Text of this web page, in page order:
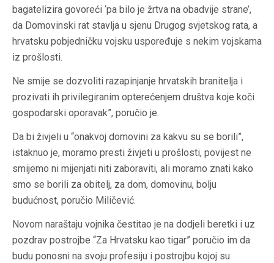
bagatelizira govoreći ‘pa bilo je žrtva na obadvije strane’,
da Domovinski rat stavlja u sjenu Drugog svjetskog rata, a
hrvatsku pobjedničku vojsku uspoređuje s nekim vojskama
iz prošlosti.
Ne smije se dozvoliti razapinjanje hrvatskih branitelja i
prozivati ih privilegiranim opterećenjem društva koje koči
gospodarski oporavak”, poručio je.
Da bi živjeli u “onakvoj domovini za kakvu su se borili”,
istaknuo je, moramo presti živjeti u prošlosti, povijest ne
smijemo ni mijenjati niti zaboraviti, ali moramo znati kako
smo se borili za obitelj, za dom, domovinu, bolju
budućnost, poručio Miličević.
Novom naraštaju vojnika čestitao je na dodjeli beretki i uz
pozdrav postrojbe “Za Hrvatsku kao tigar” poručio im da
budu ponosni na svoju profesiju i postrojbu kojoj su